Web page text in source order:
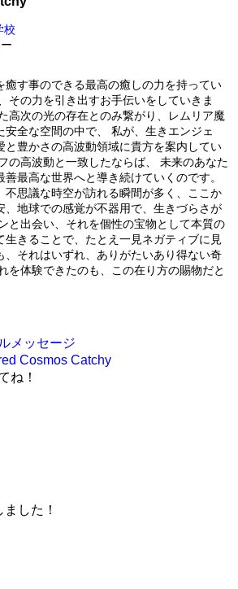
校
癒す事のできる最高の癒しの力を持ってい
その力を引き出すお手伝いをしていきま
高次の光の存在とのみ繋がり、レムリア魔
全な空間の中で、 私が、生きエンジェ
と豊かさの高波動領域に貴方を案内してい
の高波動と一致したならば、 未来のあなた
最高な世界へと導き続けていくのです。
不思議な時空が訪れる瞬間が多く、ここか
、地球での感覚が不器用で、生きづらさが
と出会い、それを個性の宝物として本質の
生きることで、たとえ一見ネガティブに見
、それはいずれ、ありがたいあり得ない奇
を体験できたのも、この在り方の賜物だと
メッセージ
Cosmos Catchy
ね！
した！